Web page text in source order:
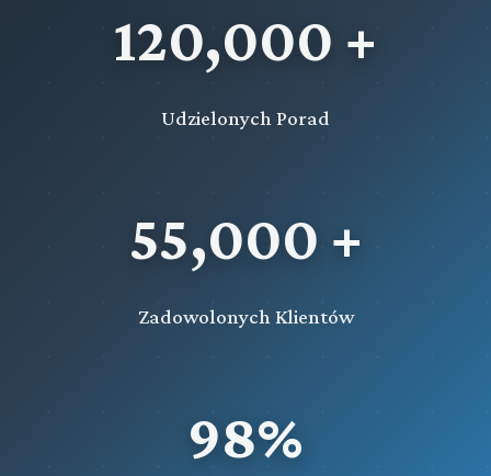
120,000 +
Udzielonych Porad
55,000 +
Zadowolonych Klientów
98%